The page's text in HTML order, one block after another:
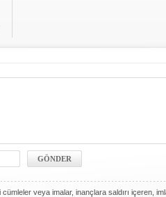
veya imalar, inançlara saldırı içeren,